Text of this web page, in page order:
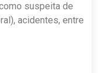
suspeita de
acidentes, entre